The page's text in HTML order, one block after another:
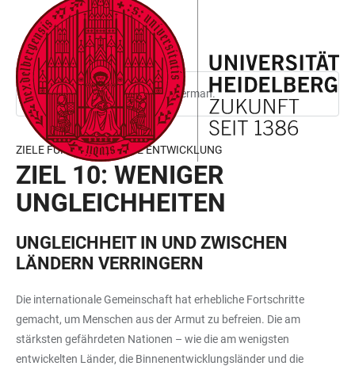
ACCESSIBILITY
LINKS
JUMP
TO
MAIN
CONTENT
OPEN
MAIN
NAVIGATION
OPEN
SEARCH
FORM
This page is only available in German.
ZIELE FÜR NACHHALTIGE ENTWICKLUNG
ZIEL 10: WENIGER
UNGLEICHHEITEN
UNGLEICHHEIT IN UND ZWISCHEN
LÄNDERN VERRINGERN
Die internationale Gemeinschaft hat erhebliche Fortschritte
gemacht, um Menschen aus der Armut zu befreien. Die am
stärksten gefährdeten Nationen – wie die am wenigsten
entwickelten Länder, die Binnenentwicklungsländer und die